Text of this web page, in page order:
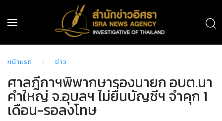
หน้าแรก ข่าว
ศาลฎีกาฯพิพากษารองนายก อบต.นา
คำใหญ่ จ.อุบลฯ ไม่ยื่นบัญชีฯ จำคุก 1
เดือน-รอลงโทษ